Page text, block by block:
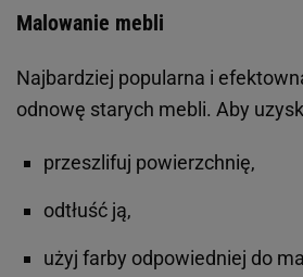
Malowanie mebli
Najbardziej popularna i
odnowę starych mebli. Aby
przeszlifuj powierzchnię,
odtłuść ją,
użyj farby odpowiedniej do